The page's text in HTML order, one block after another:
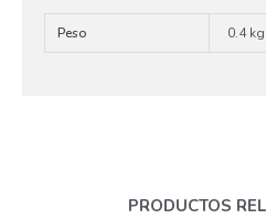
PRODUCTOS
Peso 0.4 kg